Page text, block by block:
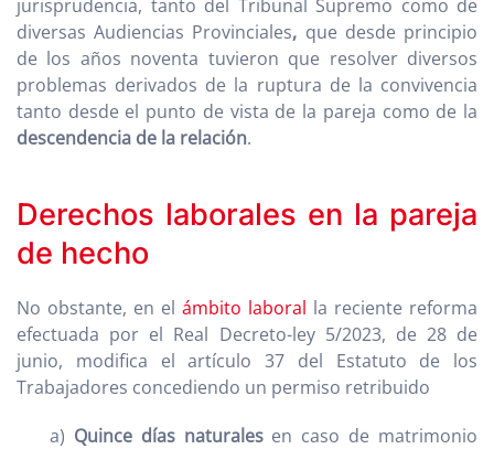
jurisprudencia, tanto del Tribunal Supremo como de
diversas Audiencias Provinciales, que desde principio
de los años noventa tuvieron que resolver diversos
problemas derivados de la ruptura de la convivencia
tanto desde el punto de vista de la pareja como de la
descendencia de la relación.
Derechos laborales en la pareja
de hecho
No obstante, en el ámbito laboral la reciente reforma
efectuada por el Real Decreto-ley 5/2023, de 28 de
junio, modifica el artículo 37 del Estatuto de los
Trabajadores concediendo un permiso retribuido
a) Quince días naturalesen caso de matrimonio